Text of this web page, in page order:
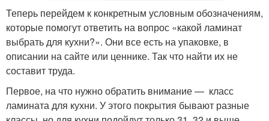
Теперь перейдем к конкретным условным обозначениям,
которые помогут ответить на вопрос «какой ламинат
выбрать для кухни?». Они все есть на упаковке, в
описании на сайте или ценнике. Так что найти их не
составит труда.
Первое, на что нужно обратить внимание — класс
ламината для кухни. У этого покрытия бывают разные